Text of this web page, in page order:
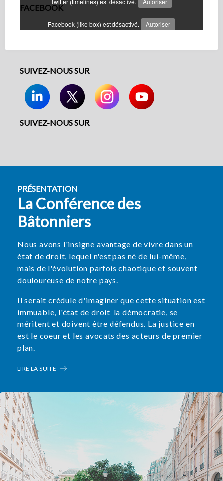
Twitter (timelines) est désactivé. Autoriser
FACEBOOK
Facebook (like box) est désactivé. Autoriser
SUIVEZ-NOUS SUR
SUIVEZ-NOUS SUR
PRÉSENTATION
La Conférence des
Bâtonniers
Nous avons l'insigne avantage de vivre dans un
état de droit, lequel n'est pas né de lui-même,
mais de l'évolution parfois chaotique et souvent
douloureuse de notre pays.
Il serait crédule d'imaginer que cette situation est
immuable, l'état de droit, la démocratie, se
méritent et doivent être défendus. La justice en
est le coeur et les avocats des acteurs de premier
plan.
LIRE LA SUITE